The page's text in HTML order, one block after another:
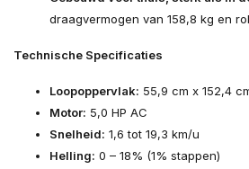
draagvermogen van 158,8 kg en
Technische Specificaties
Loopoppervlak: 55,9 cm x 152,4
Motor: 5,0 HP AC
Snelheid: 1,6 tot 19,3 km/u
Helling: 0 – 18% (1% stappen)